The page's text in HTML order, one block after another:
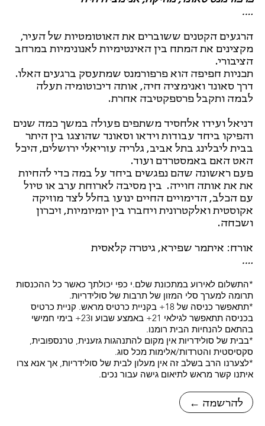
← להרשמה
….
הרגעים הקטנים ששוברים את האוטומטיות של העיר,
מקצינים את המתח בין האינטימיות לאנונימיות במרחב
הציבורי.
תכניות חפיפה הוא פרפורמנס שמתעסק ברגעים האלו.
דרך סאונד ואנימציה חיה, אותה דיכוטומיה תעלה
לבמה ותקבל פרספקטיבה אחרת.
דניאל ועידו אלחסיד משתפים פעולה במשך כמה שנים
והפיקו ביחד עבודות וידאו וסאונד שהוצגו בין היתר
בבית ליבלינג בתל אביב, גלריה עזריאלי ירושלים, היכל
האט האם באמסטרדם ועוד.
פעם ראשונה שהם נפגשים ביחד על במה כדי להחיות
את את אותה חוייה. בין מסיבה לארוחת ערב או טיול
עם הכלב, הדימויים החיים ינועו בחלל לצד מוזיקה
אקוסטית ואלקטרונית ויחברו בין יומיומיות, זיכרון
ושכחה.
אורח: איתמר שפירא, גיטרה קלאסית
….
*התשלום לאירוע במתכונת שלם.י כפי יכולתך כאשר כל ההכנסות
תרומה למערך סלי המזון של תרבות של סולידריות.
*תתאפשר כניסה של 18+ בקניית כרטיס מראש. קניית כרטיס
בכניסה תתאפשר לגילאי 21+ באמצע שבוע ו23+ בימי חמישי
בהתאם להנחיות הבית רומנו.
*בבית של סולידריות אין מקום להתנהגות גזענית, טרנספובית,
סקסיסטית והטרדות/אלימות מכל סוג.
*לצערנו הרב בשלב זה אין מעלון לבית של סולידריות, אך אנא צרו
איתנו קשר מראש לתיאום גישה עבור נכים.